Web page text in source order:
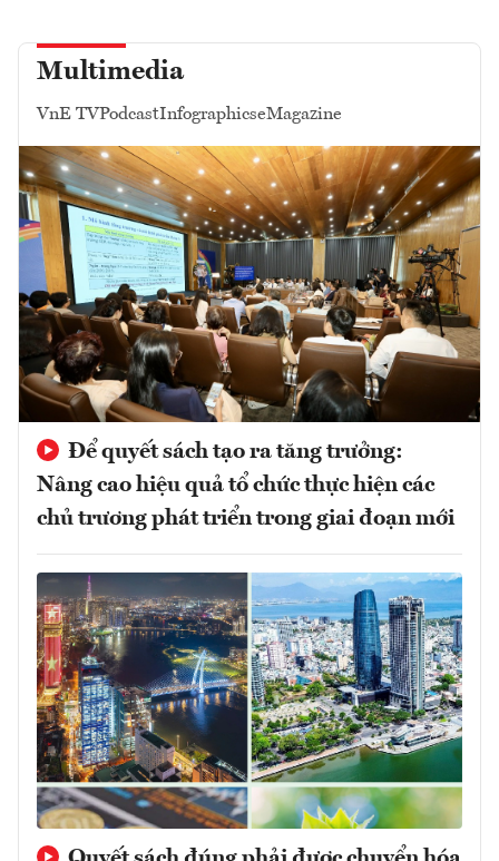
Multimedia
VnE TVPodcastInfographicseMagazine
Để quyết sách tạo ra tăng trưởng:
Nâng cao hiệu quả tổ chức thực hiện các
chủ trương phát triển trong giai đoạn mới